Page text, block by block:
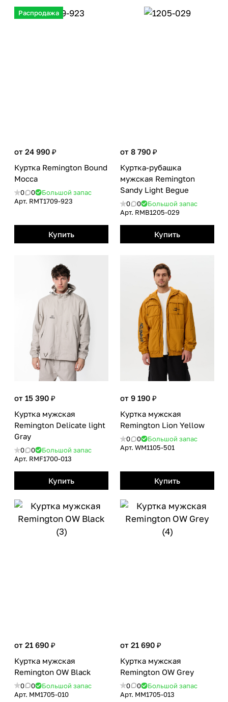
Распродажа
от 24 990 ₽
Куртка Remington Bound
Mocca
0 0
Большой запас
Арт. RMТ1709-923
Купить
от 8 790 ₽
Куртка-рубашка
мужская Remington
Sandy Light Begue
0 0
Большой запас
Арт. RMB1205-029
Купить
от 15 390 ₽
Куртка мужская
Remington Delicate light
Gray
0 0
Большой запас
Арт. RMF1700-013
Купить
от 9 190 ₽
Куртка мужская
Remington Lion Yellow
0 0
Большой запас
Арт. WM1105-501
Купить
от 21 690 ₽
Куртка мужская
Remington OW Black
0 0
Большой запас
Арт. MM1705-010
от 21 690 ₽
Куртка мужская
Remington OW Grey
0 0
Большой запас
Арт. MM1705-013